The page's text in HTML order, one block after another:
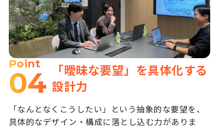
Point
04
「曖昧な要望」を具体化する
設計力
「なんとなくこうしたい」という抽象的な要望を、
具体的なデザイン・構成に落とし込む力がありま